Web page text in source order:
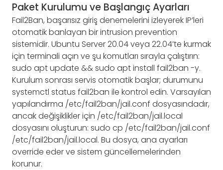
Paket Kurulumu ve Başlangıç Ayarları
Fail2Ban, başarısız giriş denemelerini izleyerek IP’leri
otomatik banlayan bir intrusion prevention
sistemidir. Ubuntu Server 20.04 veya 22.04’te kurmak
için terminali açın ve şu komutları sırayla çalıştırın:
sudo apt update && sudo apt install fail2ban -y.
Kurulum sonrası servis otomatik başlar; durumunu
systemctl status fail2ban ile kontrol edin. Varsayılan
yapılandırma /etc/fail2ban/jail.conf dosyasındadır,
ancak değişiklikler için /etc/fail2ban/jail.local
dosyasını oluşturun: sudo cp /etc/fail2ban/jail.conf
/etc/fail2ban/jail.local. Bu dosya, ana ayarları
override eder ve sistem güncellemelerinden
korunur.